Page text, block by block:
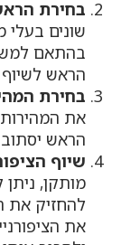
בחירת
שונים
בהתאם
הראש לשיוף
בחירת
את
הראש
שיוף
מותקן,
להחזיק את
את